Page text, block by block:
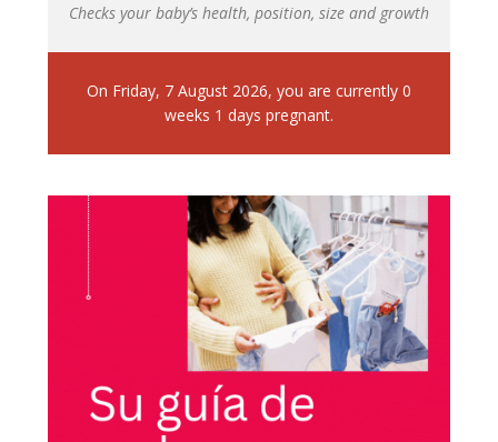
Checks your baby’s health, position, size and growth
On Friday, 7 August 2026, you are currently 0
weeks 1 days pregnant.